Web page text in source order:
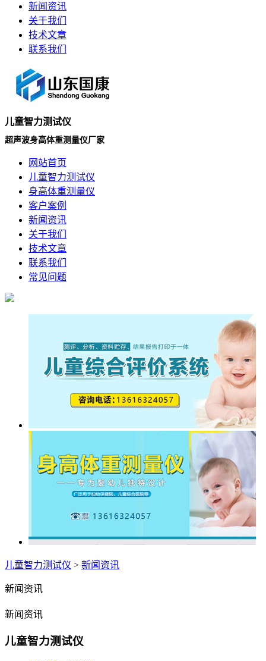
新闻资讯
关于我们
技术文章
联系我们
儿童智力测试仪
超声波身高体重测量仪厂家
网站首页
儿童智力测试仪
身高体重测量仪
客户案例
新闻资讯
关于我们
技术文章
联系我们
常见问题
儿童智力测试仪 > 新闻资讯
新闻资讯
新闻资讯
儿童智力测试仪